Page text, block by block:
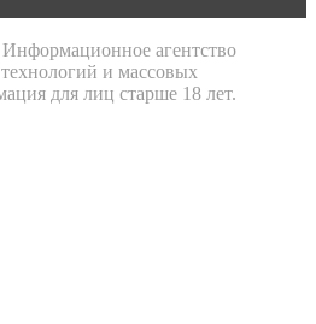
агентство
и массовых
для лиц старше 18 лет.